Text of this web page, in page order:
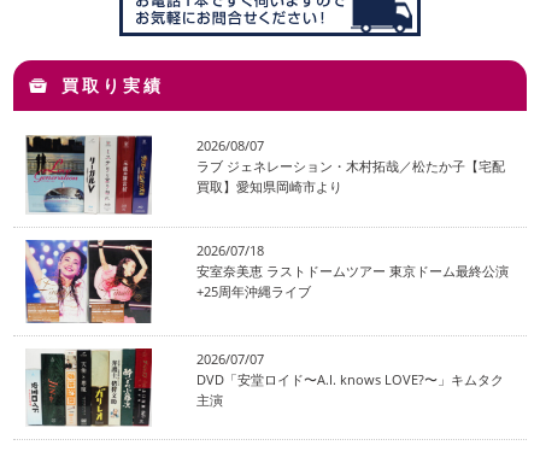
買取り実績
2026/08/07
ラブ ジェネレーション・木村拓哉／松たか子【宅配
買取】愛知県岡崎市より
2026/07/18
安室奈美恵 ラストドームツアー 東京ドーム最終公演
+25周年沖縄ライブ
2026/07/07
DVD「安堂ロイド〜A.I. knows LOVE?〜」キムタク
主演